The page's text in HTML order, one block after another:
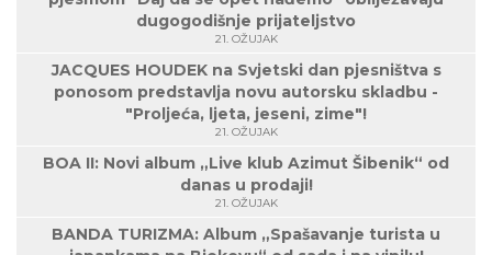
dugogodišnje prijateljstvo
21. OŽUJAK
JACQUES HOUDEK na Svjetski dan pjesništva s
ponosom predstavlja novu autorsku skladbu -
"Proljeća, ljeta, jeseni, zime"!
21. OŽUJAK
BOA II: Novi album „Live klub Azimut Šibenik“ od
danas u prodaji!
21. OŽUJAK
BANDA TURIZMA: Album „Spašavanje turista u